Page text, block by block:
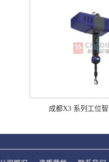
成都X3 系列工位